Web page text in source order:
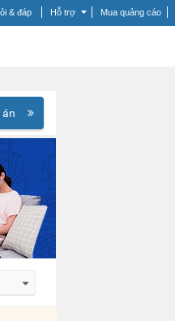
& đáp Hỗ trợ Mua quảng cáo
án